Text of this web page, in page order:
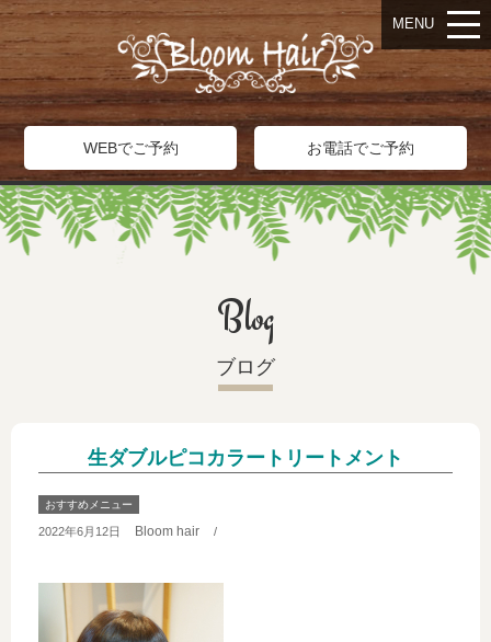
WEBでご予約 お電話でご予約
MENU
Blog
ブログ
生ダブルピコカラートリートメント
おすすめメニュー
2022年6月12日 Bloom hair /